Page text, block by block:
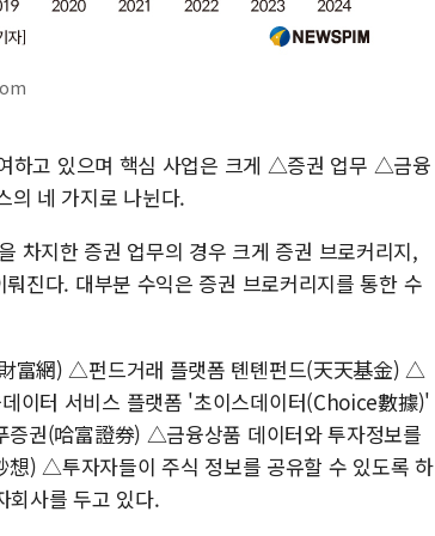
하고 있으며 핵심 사업은 크게 △증권 업무 △금융
네 가지로 나뉜다.
차지한 증권 업무의 경우 크게 증권 브로커리지,
진다. 대부분 수익은 증권 브로커리지를 통한 수
富網) △펀드거래 플랫폼 톈톈펀드(天天基金) △
이터 서비스 플랫폼 '초이스데이터(Choice數據)'
증권(哈富證券) △금융상품 데이터와 투자정보를
) △투자자들이 주식 정보를 공유할 수 있도록 하
회사를 두고 있다.